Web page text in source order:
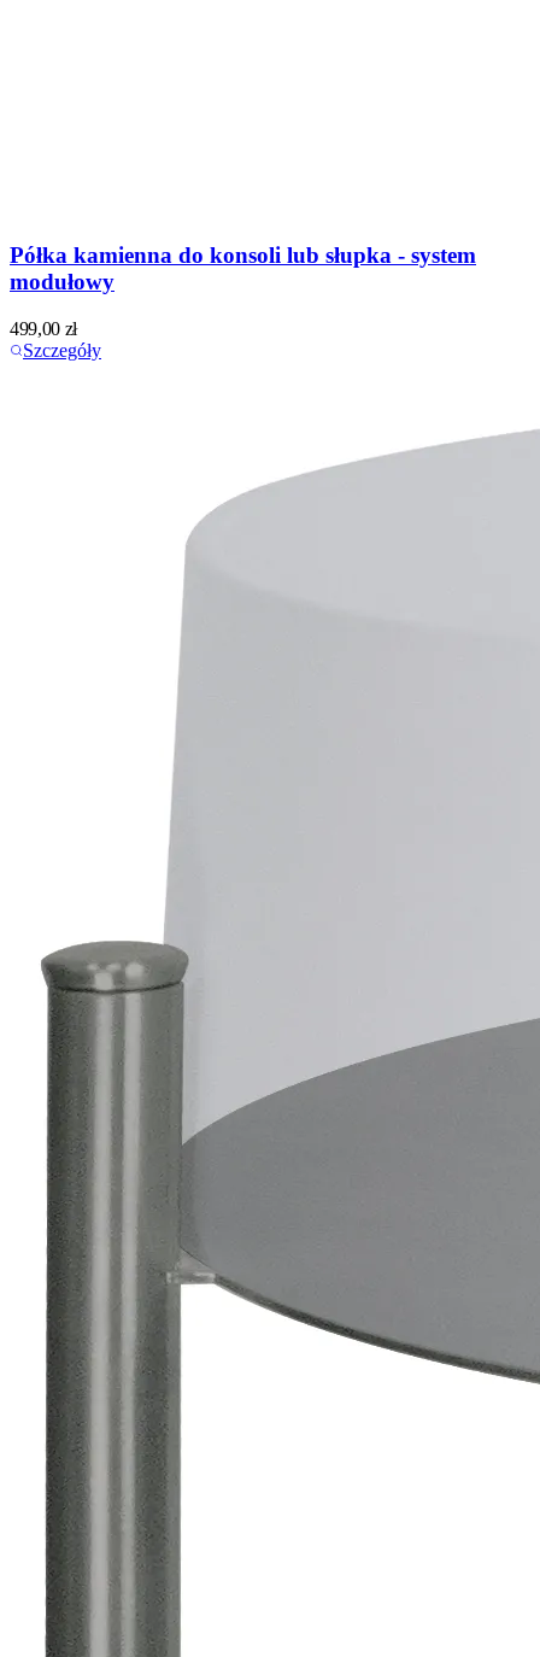
Półka kamienna do konsoli lub słupka - system
modułowy
499,00 zł
Szczegóły